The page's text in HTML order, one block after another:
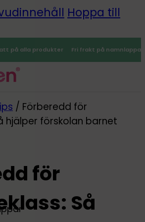
Hoppa till
på alla produkter Fri frakt på namnlappar
/ Förberedd för
hjälper förskolan barnet
för
Så